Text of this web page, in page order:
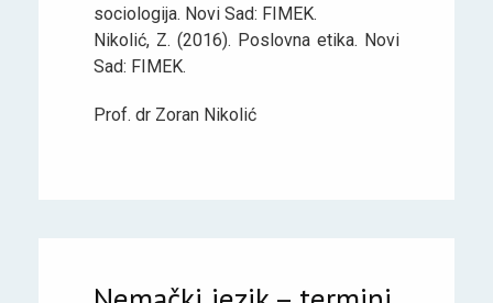
sociologija. Novi Sad: FIMEK.
Nikolić, Z. (2016). Poslovna etika. Novi
Sad: FIMEK.
Prof. dr Zoran Nikolić